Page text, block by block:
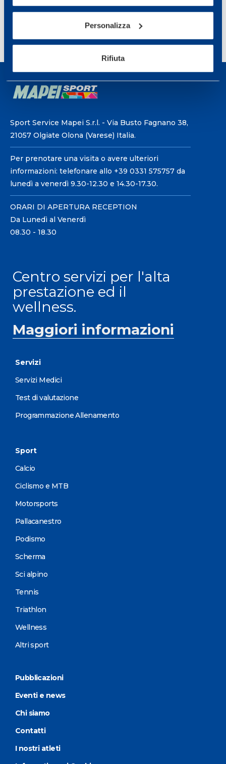
Personalizza
Rifiuta
Sport Service Mapei S.r.l. - Via Busto Fagnano 38,
21057 Olgiate Olona (Varese) Italia.
Per prenotare una visita o avere ulteriori
informazioni: telefonare allo +39 0331 575757 da
lunedì a venerdì 9.30-12.30 e 14.30-17.30.
ORARI DI APERTURA RECEPTION
Da Lunedì al Venerdì
08.30 - 18.30
Centro servizi per l'alta
prestazione ed il
wellness.
Maggiori informazioni
Servizi
Servizi Medici
Test di valutazione
Programmazione Allenamento
Sport
Calcio
Ciclismo e MTB
Motorsports
Pallacanestro
Podismo
Scherma
Sci alpino
Tennis
Triathlon
Wellness
Altri sport
Pubblicazioni
Eventi e news
Chi siamo
Contatti
I nostri atleti